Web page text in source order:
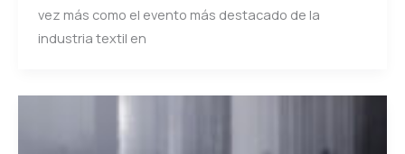
vez más como el evento más destacado de la
industria textil en